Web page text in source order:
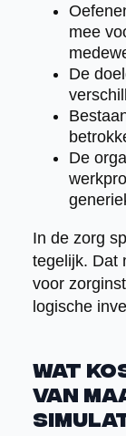
mee
De
De
In de zorg
tegelijk. Dat
voor
logische
Wat
van